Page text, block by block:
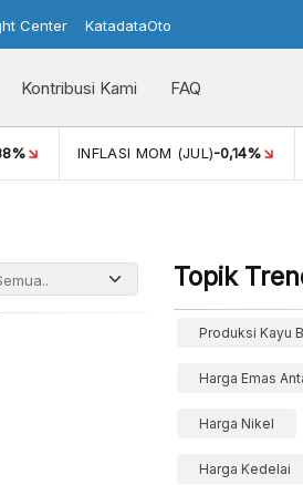
Center KatadataOto
Kontribusi Kami FAQ
INFLASI MOM (JUL) -0,14%
Topik
Produksi Kayu
Harga Emas
Harga Nikel
Harga Kedelai